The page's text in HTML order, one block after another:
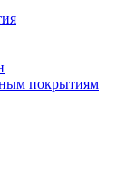
покрытиям